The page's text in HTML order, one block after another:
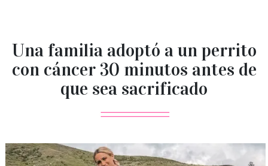
Una familia adoptó a un perrito
con cáncer 30 minutos antes de
que sea sacrificado